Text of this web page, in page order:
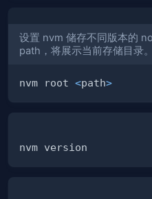
设置 nvm 储存不同版本的
path，将展示当前存储目录。
nvm root <path>